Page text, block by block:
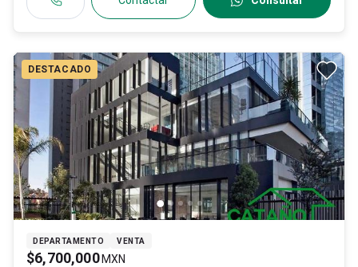
DESTACADO
DEPARTAMENTO VENTA
$6,700,000 MXN